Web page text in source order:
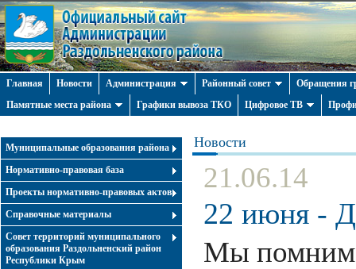
Главная Новости Администрация Районный совет
Обращения
Памятные места района
Графики вывоза ТКО Цифровое ТВ
Муниципальные образования района
Нормативно-правовая база
Проекты нормативно-правовых актов
Справочные материалы
Совет территорий муниципального
образования Раздольненский район
Республики Крым
Новости
21.06.14
22 июня -
Мы помним